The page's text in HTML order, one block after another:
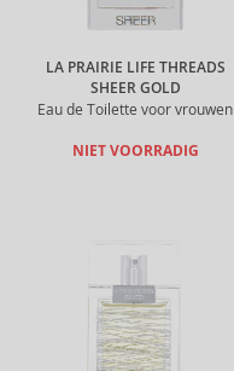
LA PRAIRIE LIFE THREADS
SHEER GOLD
Eau de Toilette voor vrouwen
NIET VOORRADIG